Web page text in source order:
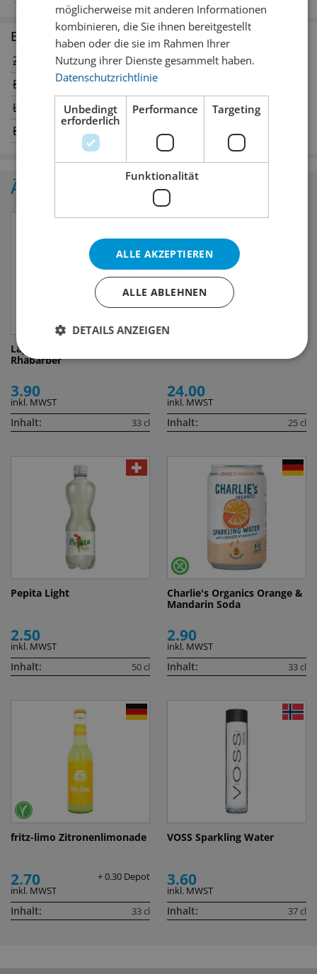
Erhältlich in den Filialen
Zürich
Bern
Luzern
Basel
Winterthur
Oerlikon
St. Gallen
Ähnliche Produkte
LägereBräu Fassbrause
Rhabarber
3.90
inkl. MWST
Inhalt: 33 cl
24.00
inkl. MWST
Inhalt: 25 cl
Pepita Light
2.50
inkl. MWST
Inhalt: 50 cl
Charlie's Organics Orange &
Mandarin Soda
2.90
inkl. MWST
Inhalt: 33 cl
fritz-limo Zitronenlimonade
2.70
+ 0.30 Depot
inkl. MWST
Inhalt: 33 cl
VOSS Sparkling Water
3.60
inkl. MWST
Inhalt: 37 cl
möglicherweise mit anderen Informationen
kombinieren, die Sie ihnen bereitgestellt
haben oder die sie im Rahmen Ihrer
Nutzung ihrer Dienste gesammelt haben.
Datenschutzrichtlinie
Unbedingt
erforderlich
Performance Targeting
Funktionalität
ALLE AKZEPTIEREN
ALLE ABLEHNEN
DETAILS ANZEIGEN